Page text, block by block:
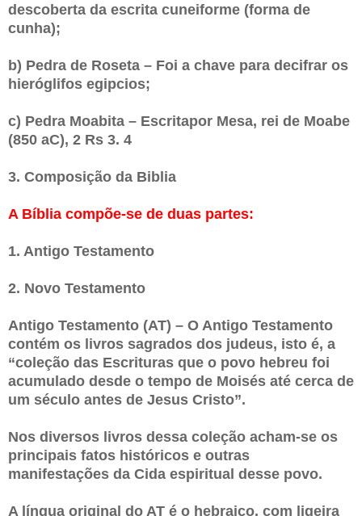
descoberta da escrita cuneiforme (forma de
cunha);
b) Pedra de Roseta – Foi a chave para decifrar os
hieróglifos egipcios;
c) Pedra Moabita – Escritapor Mesa, rei de Moabe
(850 aC), 2 Rs 3. 4
3. Composição da Biblia
A Bíblia compõe-se de duas partes:
1. Antigo Testamento
2. Novo Testamento
Antigo Testamento (AT) – O Antigo Testamento
contém os livros sagrados dos judeus, isto é, a
“coleção das Escrituras que o povo hebreu foi
acumulado desde o tempo de Moisés até cerca de
um século antes de Jesus Cristo”.
Nos diversos livros dessa coleção acham-se os
principais fatos históricos e outras
manifestações da Cida espiritual desse povo.
A língua original do AT é o hebraico, com ligeira